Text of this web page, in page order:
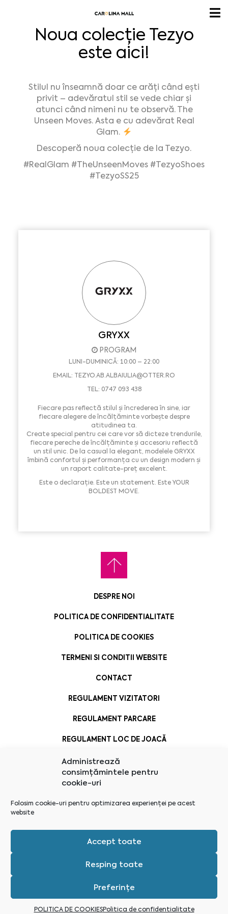
Administrează
consimțămintele pentru
cookie-uri
Folosim cookie-uri pentru optimizarea experienței pe acest
website
Accept toate
Resping toate
Preferințe
POLITICA DE COOKIESPolitica de confidentialitate
Noua colecție Tezyo
este aici!
Stilul nu înseamnă doar ce arăți când ești
privit – adevăratul stil se vede chiar şi
atunci când nimeni nu te observă. The
Unseen Moves. Asta e cu adevărat Real
Glam.
Descoperă noua colecție de la Tezyo.
#RealGlam #TheUnseenMoves #TezyoShoes
#TezyoSS25
GRYXX
PROGRAM
LUNI-DUMINICĂ: 10:00 – 22:00
EMAIL: TEZYO.AB.ALBAIULIA@OTTER.RO
TEL: 0747 093 438
Fiecare pas reflectă stilul și încrederea în sine, iar
fiecare alegere de încălțăminte vorbește despre
atitudinea ta.
Create special pentru cei care vor să dicteze trendurile,
fiecare pereche de încălțăminte și accesoriu reflectă
un stil unic. De la casual la elegant, modelele GRYXX
îmbină confortul și performanța cu un design modern și
un raport calitate-preț excelent.
Este o declarație. Este un statement. Este YOUR
BOLDEST MOVE.
DESPRE NOI
POLITICA DE CONFIDENTIALITATE
POLITICA DE COOKIES
TERMENI SI CONDITII WEBSITE
CONTACT
REGULAMENT VIZITATORI
REGULAMENT PARCARE
REGULAMENT LOC DE JOACĂ
Administrează consimțământ